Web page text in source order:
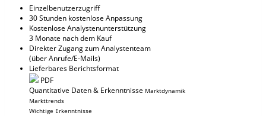
Einzelbenutzerzugriff
30 Stunden kostenlose Anpassung
Kostenlose Analystenunterstützung
3 Monate nach dem Kauf
Direkter Zugang zum Analystenteam
(über Anrufe/E-Mails)
Lieferbares Berichtsformat
PDF
Quantitative Daten & Erkenntnisse Marktdynamik
Markttrends
Wichtige Erkenntnisse